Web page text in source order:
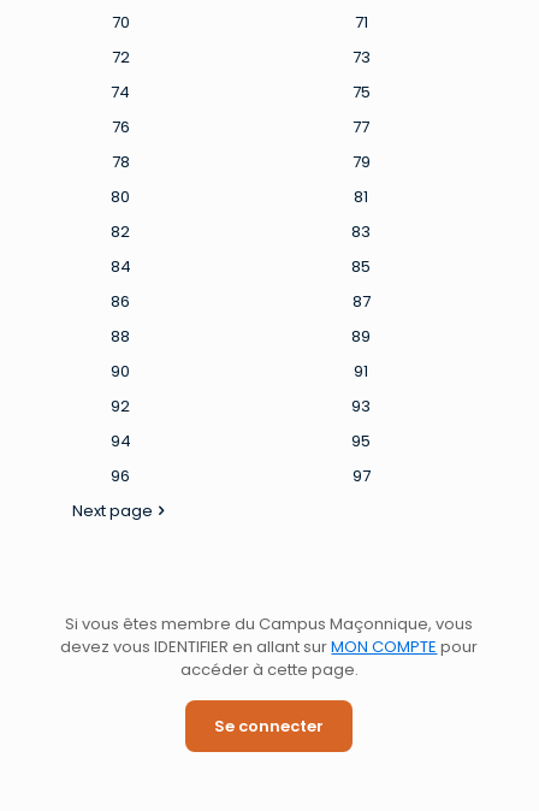
70
71
72
73
74
75
76
77
78
79
80
81
82
83
84
85
86
87
88
89
90
91
92
93
94
95
96
97
Next page
Si vous êtes membre du Campus Maçonnique, vous
devez vous IDENTIFIER en allant surMON COMPTE pour
accéder à cette page.
Se connecter